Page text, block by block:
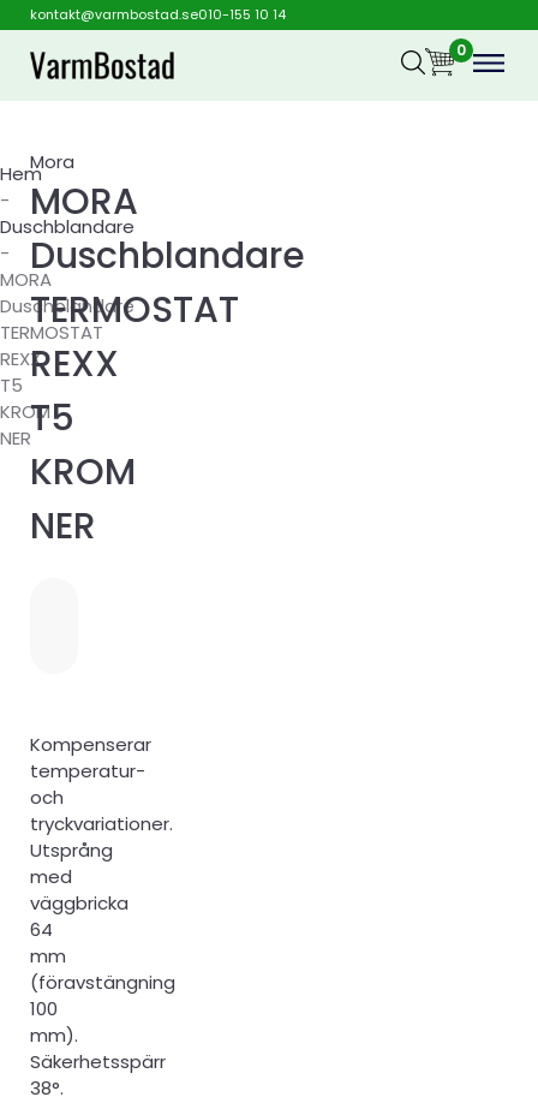
kontakt@varmbostad.se010-155 10 14
0
Hem
-
Duschblandare
-
MORA
Duschblandare
TERMOSTAT
REXX
T5
KROM
NER
Mora
MORA
Duschblandare
TERMOSTAT
REXX
T5
KROM
NER
Kompenserar
temperatur-
och
tryckvariationer.
Utsprång
med
väggbricka
64
mm
(föravstängning
100
mm).
Säkerhetsspärr
38°.